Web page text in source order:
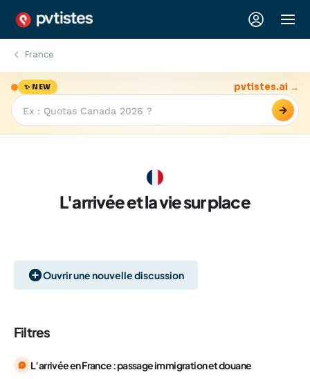
France
✨ NEW
→
pvtistes.ai →
L'arrivée et la vie sur place
Ouvrir une nouvelle discussion
Filtres
L’arrivée en France : passage immigration et douane